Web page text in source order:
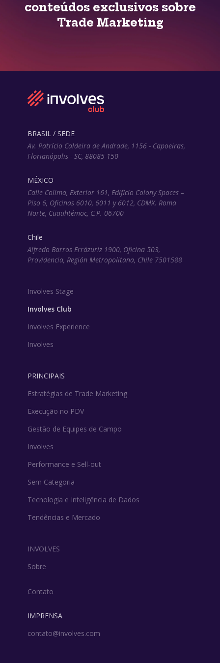
conteúdos exclusivos sobre
Trade Marketing
BRASIL / SEDE
Av. Patrício Caldeira de Andrade, 1156 - Capoeiras,
Florianópolis - SC, 88085-150
MÉXICO
Calle Colima, Exterior 161, Edificio Colony Spaces –
Piso 6, Oficinas 6010, 6011 y 6012, CDMX. Roma
Norte, Cuauhtémoc, C.P. 06700
Chile
Alfredo Barros Errázuriz 1900, Oficina 503,
Providencia, Región Metropolitana, Chile 7501588
Involves Stage
Involves Club
Involves Experience
Involves
PRINCIPAIS
Estratégias de Trade Marketing
Execução no PDV
Gestão de Equipes de Campo
Involves
Performance e Sell-out
Sem Categoria
Tecnologia e Inteligência de Dados
Tendências e Mercado
INVOLVES
Sobre
Contato
IMPRENSA
contato@involves.com